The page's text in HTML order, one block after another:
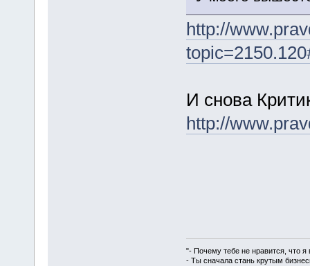
http://
И снова
http://
"- Почему тебе не нравится, что я
- Ты сначала стань крутым